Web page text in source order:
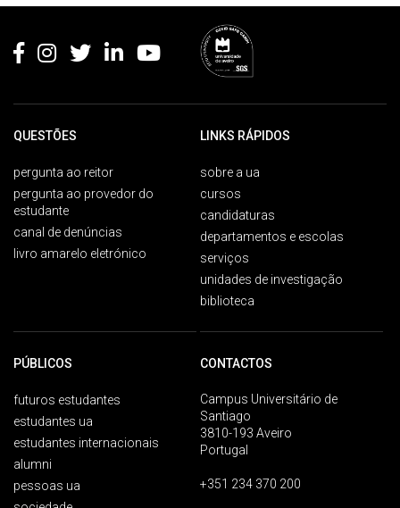
QUESTÕES
pergunta ao reitor
pergunta ao provedor do
estudante
canal de denúncias
livro amarelo eletrónico
LINKS RÁPIDOS
sobre a ua
cursos
candidaturas
departamentos e escolas
serviços
unidades de investigação
biblioteca
PÚBLICOS
futuros estudantes
estudantes ua
estudantes internacionais
alumni
pessoas ua
CONTACTOS
Campus Universitário de
Santiago
3810-193 Aveiro
Portugal
+351 234 370 200